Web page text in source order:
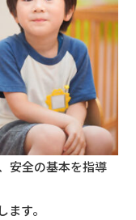
安全の基本を指導
す。